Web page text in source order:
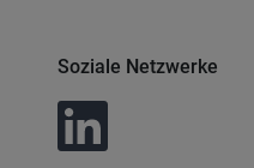
Soziale Netzwerke